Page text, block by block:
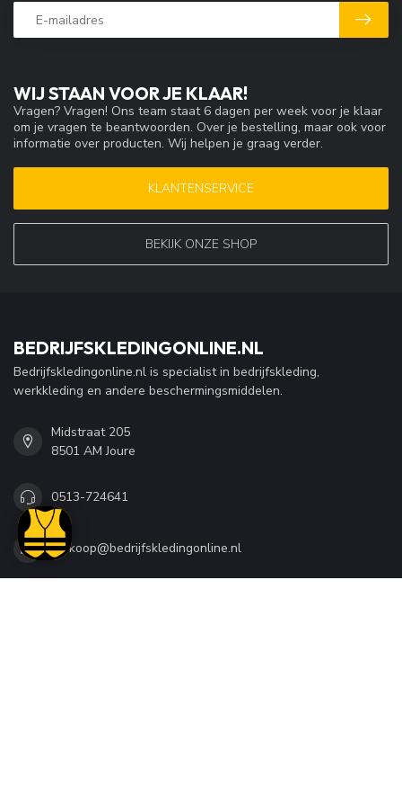
WIJ STAAN VOOR JE KLAAR!
Vragen? Vragen! Ons team staat 6 dagen per week voor je klaar
om je vragen te beantwoorden. Over je bestelling, maar ook voor
informatie over producten. Wij helpen je graag verder.
KLANTENSERVICE
BEKIJK ONZE SHOP
BEDRIJFSKLEDINGONLINE.NL
Bedrijfskledingonline.nl is specialist in bedrijfskleding,
werkkleding en andere beschermingsmiddelen.
Midstraat 205
8501 AM Joure
0513-724641
verkoop@bedrijfskledingonline.nl